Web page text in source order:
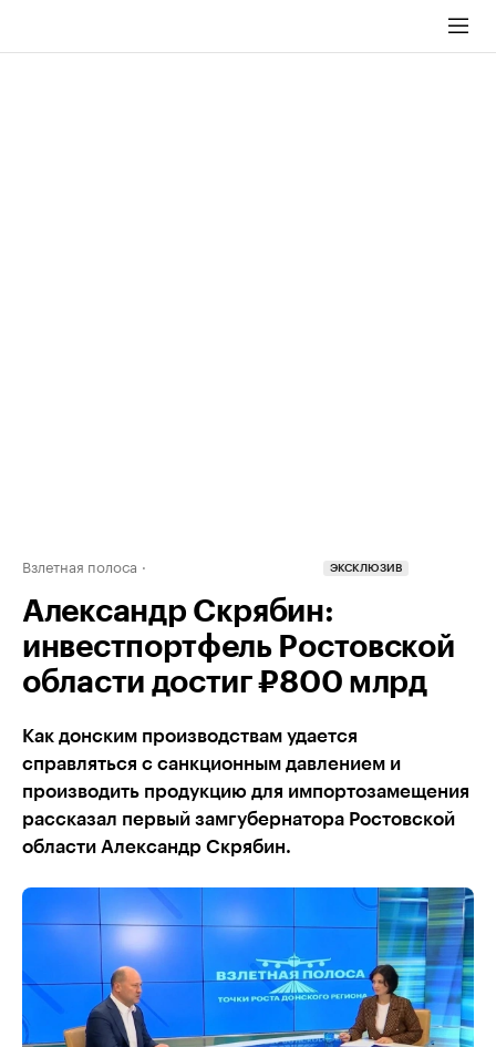
Взлетная полоса ЭКСКЛЮЗИВ
Александр Скрябин:
инвестпортфель Ростовской
области достиг ₽800 млрд
Как донским производствам удается
справляться с санкционным давлением и
производить продукцию для импортозамещения
рассказал первый замгубернатора Ростовской
области Александр Скрябин.